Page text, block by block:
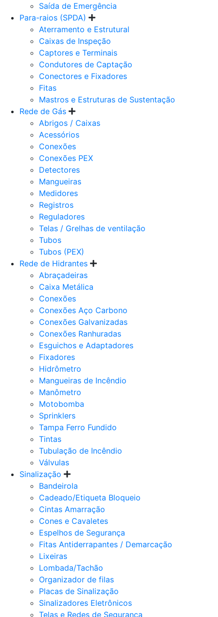
Saída de Emergência
Para-raios (SPDA)
Aterramento e Estrutural
Caixas de Inspeção
Captores e Terminais
Condutores de Captação
Conectores e Fixadores
Fitas
Mastros e Estruturas de Sustentação
Rede de Gás
Abrigos / Caixas
Acessórios
Conexões
Conexões PEX
Detectores
Mangueiras
Medidores
Registros
Reguladores
Telas / Grelhas de ventilação
Tubos
Tubos (PEX)
Rede de Hidrantes
Abraçadeiras
Caixa Metálica
Conexões
Conexões Aço Carbono
Conexões Galvanizadas
Conexões Ranhuradas
Esguichos e Adaptadores
Fixadores
Hidrômetro
Mangueiras de Incêndio
Manômetro
Motobomba
Sprinklers
Tampa Ferro Fundido
Tintas
Tubulação de Incêndio
Válvulas
Sinalização
Bandeirola
Cadeado/Etiqueta Bloqueio
Cintas Amarração
Cones e Cavaletes
Espelhos de Segurança
Fitas Antiderrapantes / Demarcação
Lixeiras
Lombada/Tachão
Organizador de filas
Placas de Sinalização
Sinalizadores Eletrônicos
Telas e Redes de Segurança